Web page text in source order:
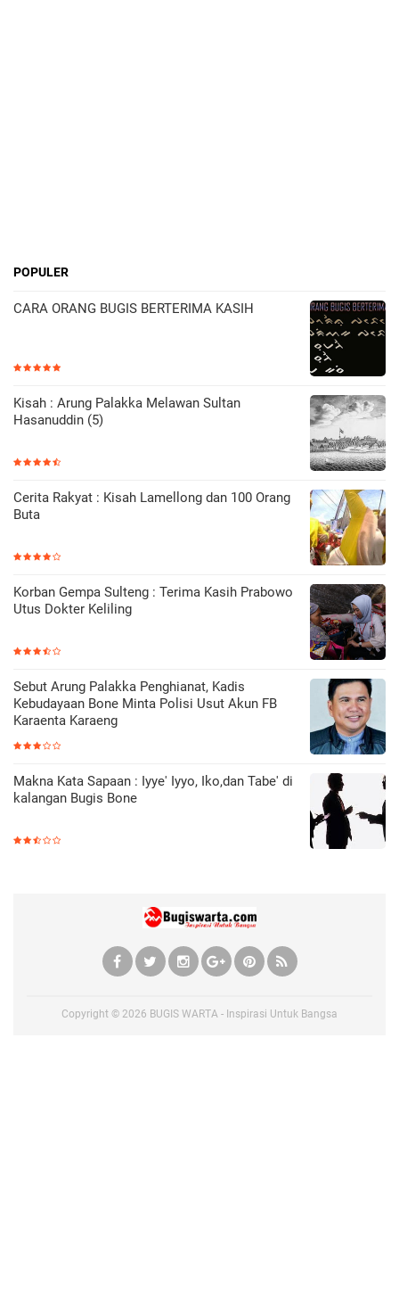
POPULER
CARA ORANG BUGIS BERTERIMA KASIH
Kisah : Arung Palakka Melawan Sultan
Hasanuddin (5)
Cerita Rakyat : Kisah Lamellong dan 100 Orang
Buta
Korban Gempa Sulteng : Terima Kasih Prabowo
Utus Dokter Keliling
Sebut Arung Palakka Penghianat, Kadis
Kebudayaan Bone Minta Polisi Usut Akun FB
Karaenta Karaeng
Makna Kata Sapaan : Iyye' Iyyo, Iko,dan Tabe' di
kalangan Bugis Bone
Copyright © 2026 BUGIS WARTA - Inspirasi Untuk Bangsa